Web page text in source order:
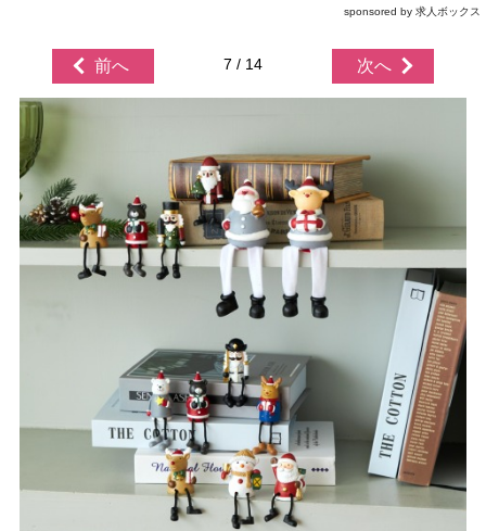
sponsored by 求人ボックス
前へ 7 / 14 次へ